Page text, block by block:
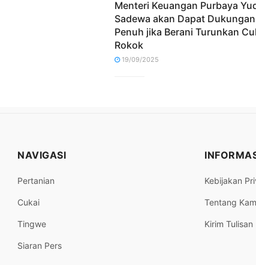
Menteri Keuangan Purbaya
Sadewa akan Dapat Dukungan
Penuh jika Berani Turunkan
Rokok
19/09/2025
NAVIGASI
Pertanian
Cukai
Tingwe
Siaran Pers
Kebijakan
Tentang
Kirim Tulisan